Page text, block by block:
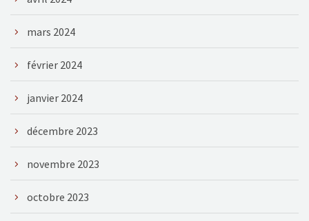
mars 2024
février 2024
janvier 2024
décembre 2023
novembre 2023
octobre 2023